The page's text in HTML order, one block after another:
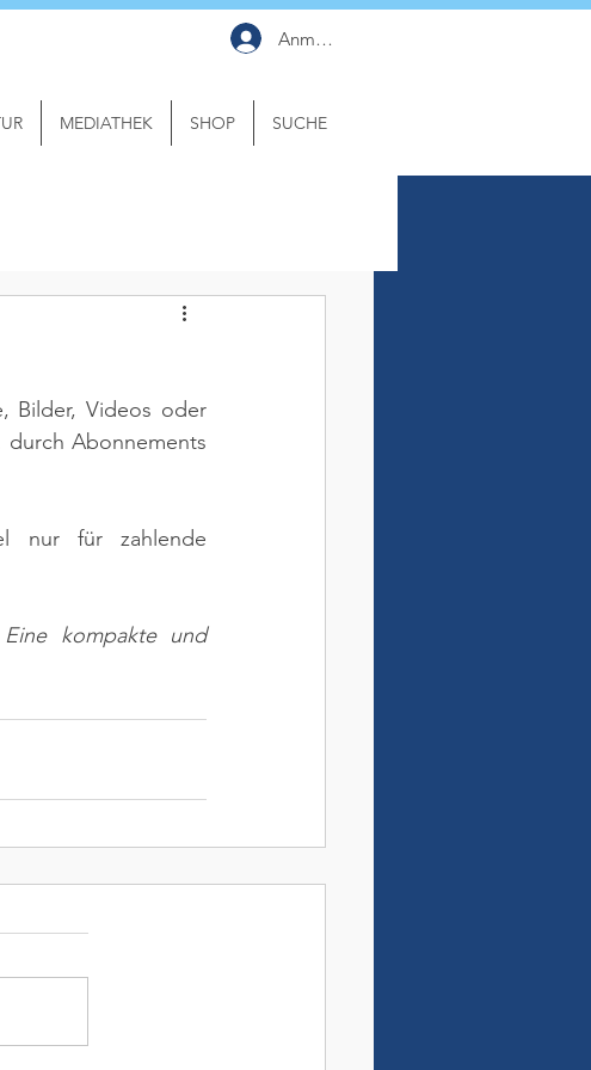
Anmelden
MEDIATHEK SHOP SUCHE
Bilder, Videos oder
Abonnements
nur für zahlende
Eine kompakte und